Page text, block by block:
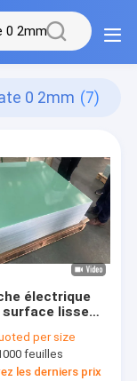
0 2mm (7)
électrique
surface lisse
d'isolation
per size
feuilles
les derniers prix